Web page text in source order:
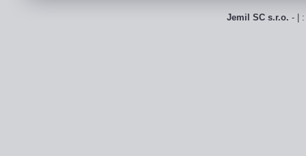
Jemil SC s.r.o. - |